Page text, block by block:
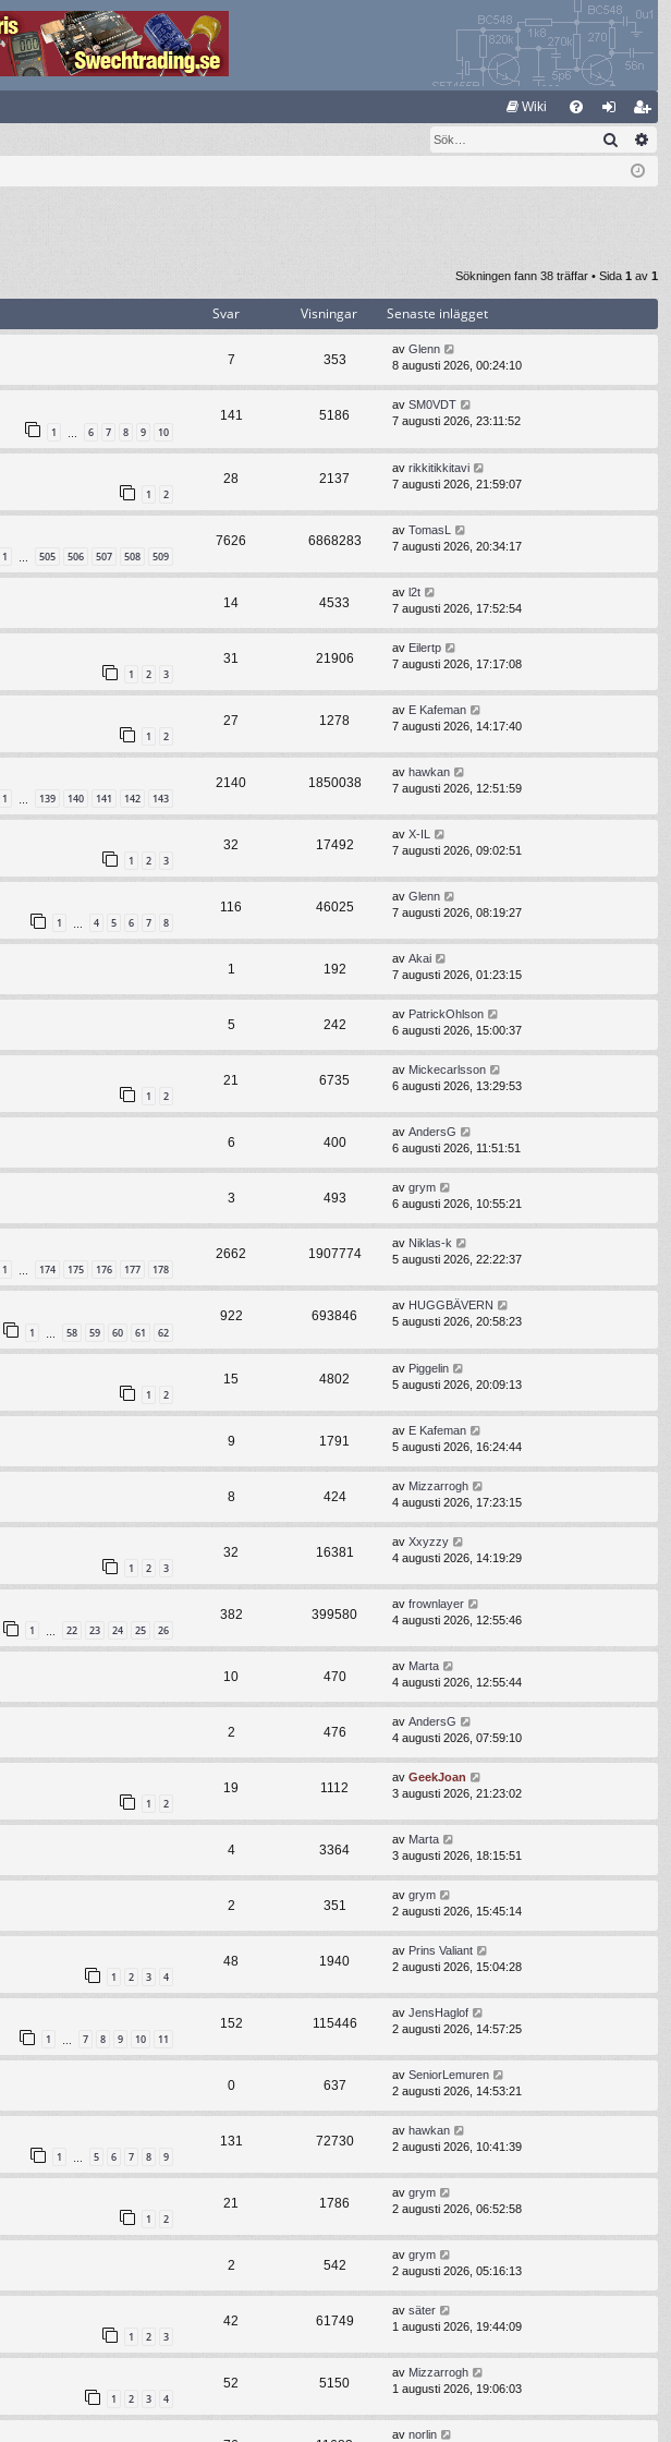
Wiki
og li
m
m
Sök
Sökningen fann 38 träffar • Sida1 av 1
Svar Visningar Senaste inlägget
7 353
av Glenn
8 augusti 2026, 00:24:10
1 6 7 8 9 10
141 5186
av SM0VDT
7 augusti 2026, 23:11:52
1 2
28 2137
av rikkitikkitavi
7 augusti 2026, 21:59:07
1 505 506 507 508 509
7626 6868283
av TomasL
7 augusti 2026, 20:34:17
14 4533
av l2t
7 augusti 2026, 17:52:54
1 2 3
31 21906
av Eilertp
7 augusti 2026, 17:17:08
1 2
27 1278
av E Kafeman
7 augusti 2026, 14:17:40
1 … 139 140 141 142 143
2140 1850038
av hawkan
7 augusti 2026, 12:51:59
1 2 3
32 17492
av X-IL
7 augusti 2026, 09:02:51
1 … 4 5 6 7 8
116 46025
av Glenn
7 augusti 2026, 08:19:27
1 192
av Akai
7 augusti 2026, 01:23:15
5 242
av PatrickOhlson
6 augusti 2026, 15:00:37
1 2
21 6735
av Mickecarlsson
6 augusti 2026, 13:29:53
6 400
av AndersG
6 augusti 2026, 11:51:51
3 493
av grym
6 augusti 2026, 10:55:21
1 … 174 175 176 177 178
2662 1907774
av Niklas-k
5 augusti 2026, 22:22:37
1 58 59 60 61 62
922 693846
av HUGGBÄVERN
5 augusti 2026, 20:58:23
1 2
15 4802
av Piggelin
5 augusti 2026, 20:09:13
9 1791
av E Kafeman
5 augusti 2026, 16:24:44
8 424
av Mizzarrogh
4 augusti 2026, 17:23:15
1 2 3
32 16381
av Xxyzzy
4 augusti 2026, 14:19:29
1 22 23 24 25 26
382 399580
av frownlayer
4 augusti 2026, 12:55:46
10 470
av Marta
4 augusti 2026, 12:55:44
2 476
av AndersG
4 augusti 2026, 07:59:10
1 2
19 1112
av GeekJoan
3 augusti 2026, 21:23:02
4 3364
av Marta
3 augusti 2026, 18:15:51
2 351
av grym
2 augusti 2026, 15:45:14
1 2 3 4
48 1940
av Prins Valiant
2 augusti 2026, 15:04:28
1 … 7 8 9 10 11
152 115446
av JensHaglof
2 augusti 2026, 14:57:25
0 637
av SeniorLemuren
2 augusti 2026, 14:53:21
1 … 5 6 7 8 9
131 72730
av hawkan
2 augusti 2026, 10:41:39
1 2
21 1786
av grym
2 augusti 2026, 06:52:58
2 542
av grym
2 augusti 2026, 05:16:13
1 2 3
42 61749
av säter
1 augusti 2026, 19:44:09
1 2 3 4
52 5150
av Mizzarrogh
1 augusti 2026, 19:06:03
av norlin